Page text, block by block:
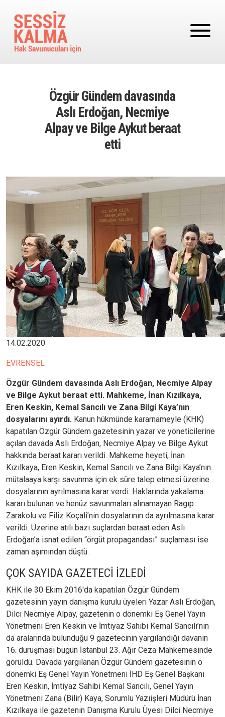
Özgür Gündem davasında
Aslı Erdoğan, Necmiye
Alpay ve Bilge Aykut beraat
etti
Image
14.02.2020
EVRENSEL
Özgür Gündem davasında Aslı Erdoğan, Necmiye Alpay
ve Bilge Aykut beraat etti. Mahkeme, İnan Kızılkaya,
Eren Keskin, Kemal Sancılı ve Zana Bilgi Kaya’nın
dosyalarını ayırdı. Kanun hükmünde kararnameyle (KHK)
kapatılan Özgür Gündem gazetesinin yazar ve yöneticilerine
açılan davada Aslı Erdoğan, Necmiye Alpay ve Bilge Aykut
hakkında beraat kararı verildi. Mahkeme heyeti, İnan
Kızılkaya, Eren Keskin, Kemal Sancılı ve Zana Bilgi Kaya’nın
mütalaaya karşı savunma için ek süre talep etmesi üzerine
dosyalarının ayrılmasına karar verdi. Haklarında yakalama
kararı bulunan ve henüz savunmaları alınamayan Ragıp
Zarakolu ve Filiz Koçali’nin dosyalarının da ayrılmasına karar
verildi. Üzerine atılı bazı suçlardan beraat eden Aslı
Erdoğan’a isnat edilen “örgüt propagandası” suçlaması ise
zaman aşımından düştü.
ÇOK SAYIDA GAZETECİ İZLEDİ
KHK ile 30 Ekim 2016'da kapatılan Özgür Gündem
gazetesinin yayın danışma kurulu üyeleri Yazar Aslı Erdoğan,
Dilci Necmiye Alpay, gazetenin o dönemki Eş Genel Yayın
Yönetmeni Eren Keskin ve İmtiyaz Sahibi Kemal Sancılı’nın
da aralarında bulunduğu 9 gazetecinin yargılandığı davanın
16. duruşması bugün İstanbul 23. Ağır Ceza Mahkemesinde
görüldü. Davada yargılanan Özgür Gündem gazetesinin o
dönemki Eş Genel Yayın Yönetmeni İHD Eş Genel Başkanı
Eren Keskin, İmtiyaz Sahibi Kemal Sancılı, Genel Yayın
Yönetmeni Zana (Bilir) Kaya, Sorumlu Yazıişleri Müdürü İnan
Kızılkaya ile gazetenin Danışma Kurulu Üyesi Dilci Necmiye